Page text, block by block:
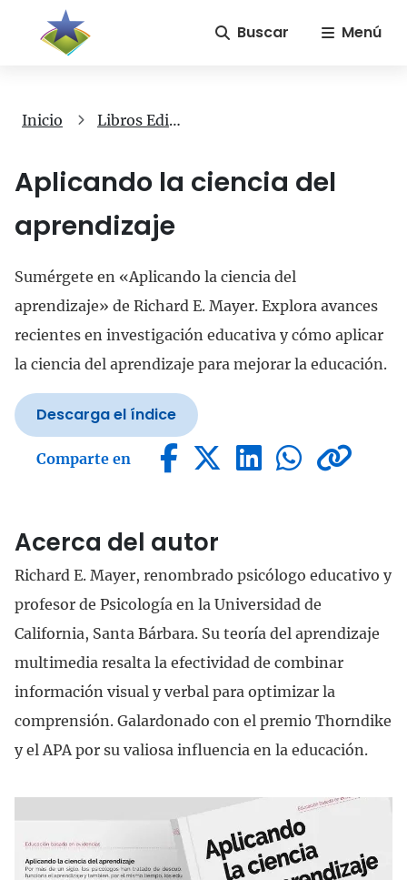
Buscar Menú
Inicio Libros Editorial Aptus
Aplicando la ciencia del
aprendizaje
Sumérgete en «Aplicando la ciencia del
aprendizaje» de Richard E. Mayer. Explora avances
recientes en investigación educativa y cómo aplicar
la ciencia del aprendizaje para mejorar la educación.
Descarga el índice
Comparte en
Acerca del autor
Richard E. Mayer, renombrado psicólogo educativo y
profesor de Psicología en la Universidad de
California, Santa Bárbara. Su teoría del aprendizaje
multimedia resalta la efectividad de combinar
información visual y verbal para optimizar la
comprensión. Galardonado con el premio Thorndike
y el APA por su valiosa influencia en la educación.